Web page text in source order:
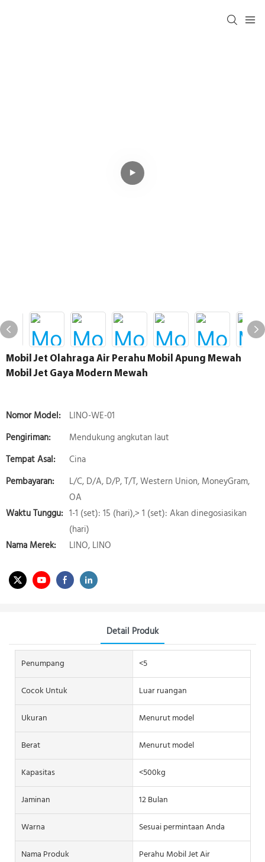
Mobil Jet Olahraga Air Perahu Mobil Apung Mewah
Mobil Jet Gaya Modern Mewah
Nomor Model:
LINO-WE-01
Pengiriman:
Mendukung angkutan laut
Tempat Asal:
Cina
Pembayaran:
L/C, D/A, D/P, T/T, Western Union, MoneyGram,
OA
Waktu Tunggu: 1-1 (set): 15 (hari),> 1 (set): Akan dinegosiasikan
(hari)
Nama Merek:
LINO, LINO
Detail Produk
Penumpang
<5
Cocok Untuk
Luar ruangan
Ukuran
Menurut model
Berat
Menurut model
Kapasitas
<500kg
Jaminan
12 Bulan
Warna
Sesuai permintaan Anda
Nama Produk
Perahu Mobil Jet Air